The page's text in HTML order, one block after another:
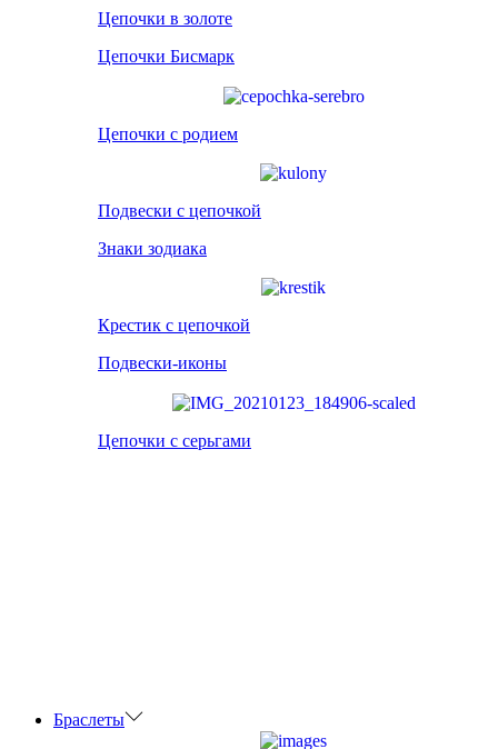
Цепочки в золоте
Цепочки Бисмарк
Цепочки с родием
Подвески с цепочкой
Знаки зодиака
Крестик с цепочкой
Подвески-иконы
Цепочки с серьгами
Браслеты